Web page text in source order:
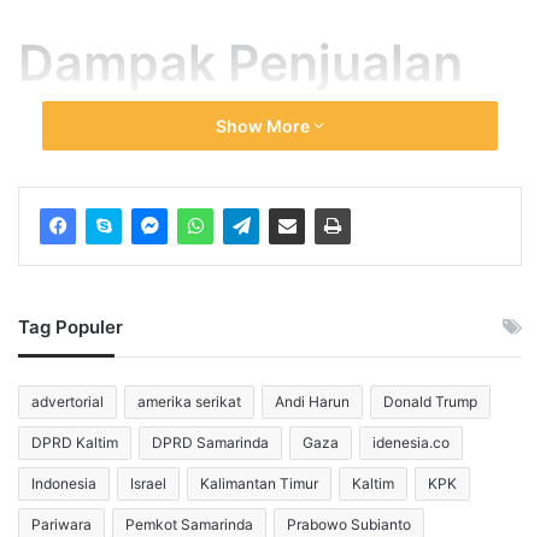
Dampak Penjualan
F-35 terhadap
Keseimbangan
Militer Kawasan
Penjualan F-35 ini berpotensi mengubah peta kekuatan
tersebut menuai keberatan dari lembaga militer dan
sejumlah pejabat di Capitol Hill, pemerintahan Trump
berpegang pada undang-undang AS tahun 2008 yang
mewajibkan Washington memastikan Israel tetap memiliki
keunggulan militer yang tidak tertandingi di Timur Tengah.
Show More
Tag Populer
advertorial amerika serikat Andi Harun Donald Trump
DPRD Kaltim DPRD Samarinda Gaza idenesia.co
Indonesia Israel Kalimantan Timur Kaltim KPK
Pariwara Pemkot Samarinda Prabowo Subianto